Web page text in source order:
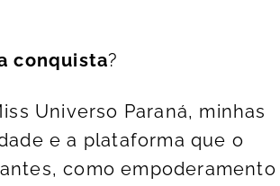
conquista?
Universo Paraná, minhas
e a plataforma que o
como empoderamento